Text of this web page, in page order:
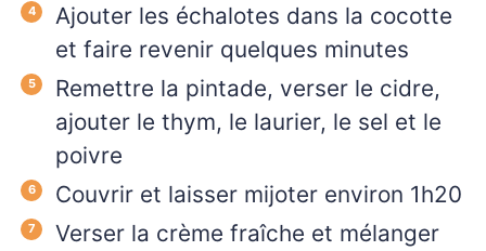
Ajouter les échalotes dans la cocotte
et faire revenir quelques minutes
Remettre la pintade, verser le cidre,
ajouter le thym, le laurier, le sel et le
poivre
Couvrir et laisser mijoter environ 1h20
Verser la crème fraîche et mélanger